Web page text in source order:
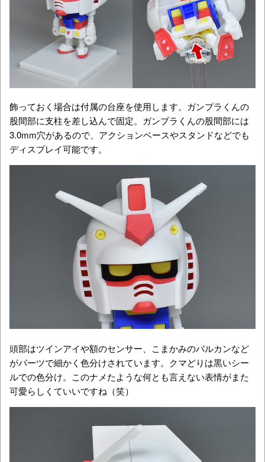
飾っておく場合は付属の台座を使用します。ガンプラくんの
股間部に支柱を差し込んで固定。ガンプラくんの股間部には
3.0mm穴があるので、アクションベースやスタンドなどでも
ディスプレイ可能です。
頭部はツインアイや額のセンサー、こまかみのバルカンなど
がパーツで細かく色分けされています。クマどりは黒いシー
ルでの色分け。このナメたような何とも言えない表情がまた
可愛らしくていいですね（笑）